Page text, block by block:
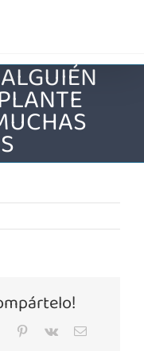
Tumblr Pinterest
Vk
Correo